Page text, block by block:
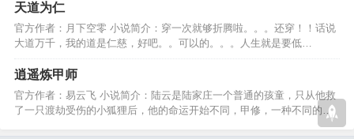
天道为仁
官方作者：月下空零 小说简介：穿一次就够折腾啦。。。还穿！！话说
大道万千，我的道是仁慈，好吧。。可以的。。。人生就是要低
调，，，就是这样调调。。。…
逍遥炼甲师
官方作者：易云飞 小说简介：陆云是陆家庄一个普通的孩童，只从他救
了一只渡劫受伤的小狐狸后，他的命运开始不同，甲修，一种不同的修